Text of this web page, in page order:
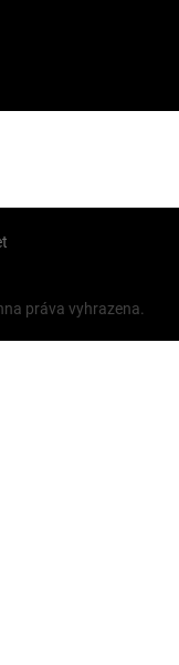
práva vyhrazena.